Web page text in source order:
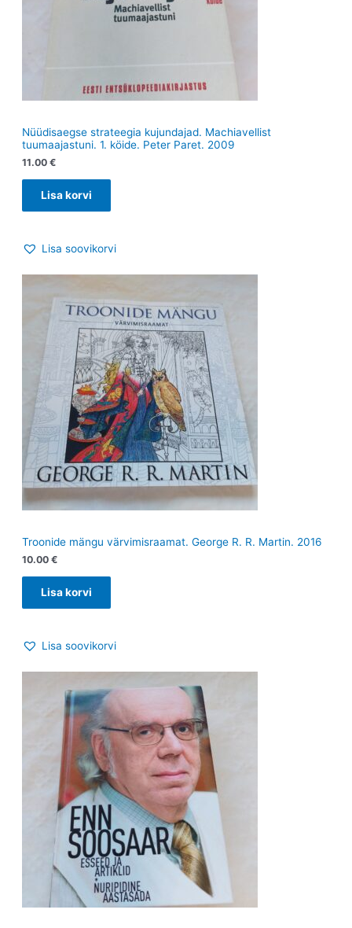
Nüüdisaegse strateegia kujundajad. Machiavellist
tuumaajastuni. 1. köide. Peter Paret. 2009
11.00 €
Lisa korvi
Lisa soovikorvi
Troonide mängu värvimisraamat. George R. R. Martin. 2016
10.00 €
Lisa korvi
Lisa soovikorvi